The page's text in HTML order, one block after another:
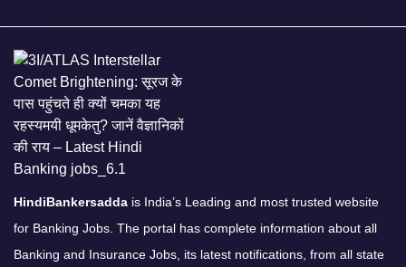
HindiBankersadda is India’s Leading and most trusted website
for Banking Jobs. The portal has complete information about all
Banking and Insurance Jobs, its latest notifications, from all state